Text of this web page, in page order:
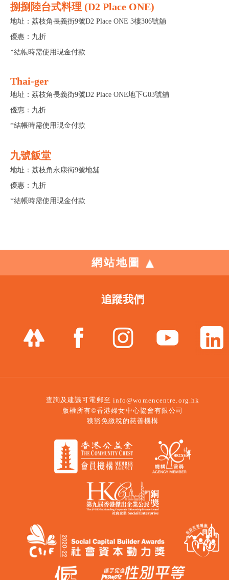
捌捌陸台式料理 (D2 Place ONE)
地址：荔枝角長義街9號D2 Place ONE 3樓306號舖
優惠：九折
*結帳時需使用現金付款
Thai-ger
地址：荔枝角長義街9號D2 Place ONE地下G03號舖
優惠：九折
*結帳時需使用現金付款
九號飯堂
地址：荔枝角永康街9號地舖
優惠：九折
*結帳時需使用現金付款
網站地圖
追蹤我們
查詢及建議可電郵至 info@womencentre.org.hk
版權所有©香港婦女中心協會有限公司
獲豁免繳稅的慈善機構